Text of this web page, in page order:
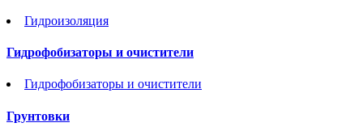
Гидроизоляция
Гидрофобизаторы и очистители
Гидрофобизаторы и очистители
Грунтовки